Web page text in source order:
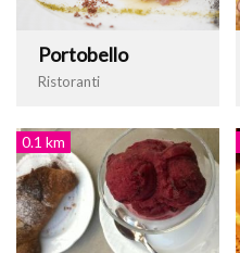
Portobello
Ristoranti
0.1 km